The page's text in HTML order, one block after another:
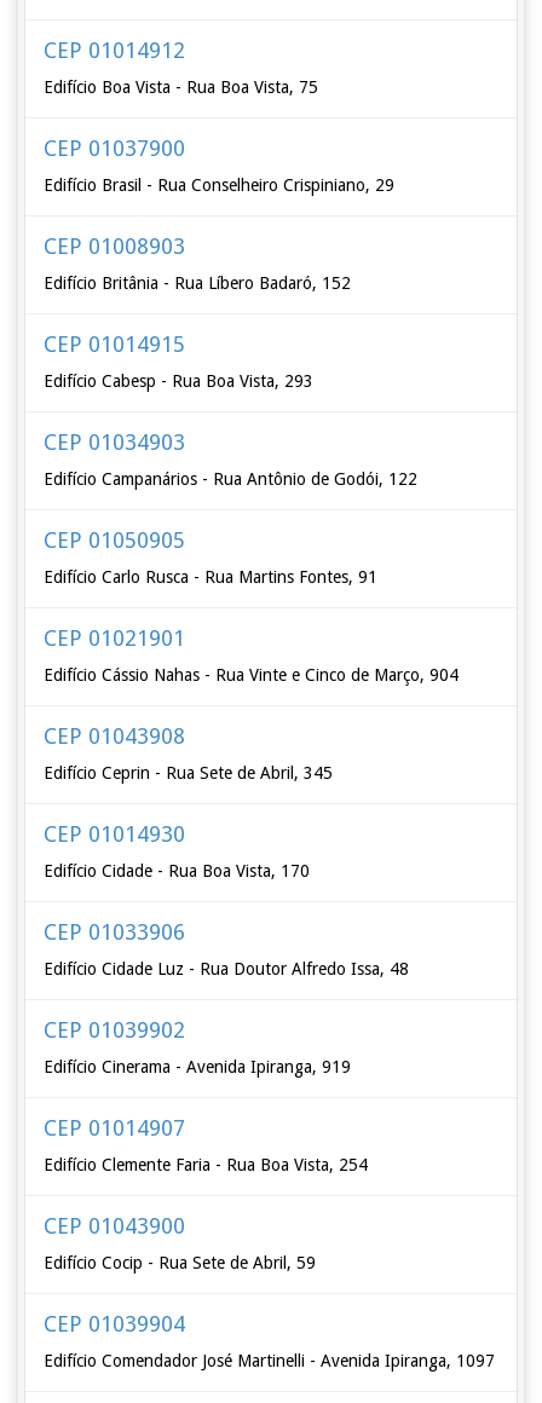
CEP 01014912
Edifício Boa Vista - Rua Boa Vista, 75
CEP 01037900
Edifício Brasil - Rua Conselheiro Crispiniano, 29
CEP 01008903
Edifício Britânia - Rua Líbero Badaró, 152
CEP 01014915
Edifício Cabesp - Rua Boa Vista, 293
CEP 01034903
Edifício Campanários - Rua Antônio de Godói, 122
CEP 01050905
Edifício Carlo Rusca - Rua Martins Fontes, 91
CEP 01021901
Edifício Cássio Nahas - Rua Vinte e Cinco de Março, 904
CEP 01043908
Edifício Ceprin - Rua Sete de Abril, 345
CEP 01014930
Edifício Cidade - Rua Boa Vista, 170
CEP 01033906
Edifício Cidade Luz - Rua Doutor Alfredo Issa, 48
CEP 01039902
Edifício Cinerama - Avenida Ipiranga, 919
CEP 01014907
Edifício Clemente Faria - Rua Boa Vista, 254
CEP 01043900
Edifício Cocip - Rua Sete de Abril, 59
CEP 01039904
Edifício Comendador José Martinelli - Avenida Ipiranga, 1097